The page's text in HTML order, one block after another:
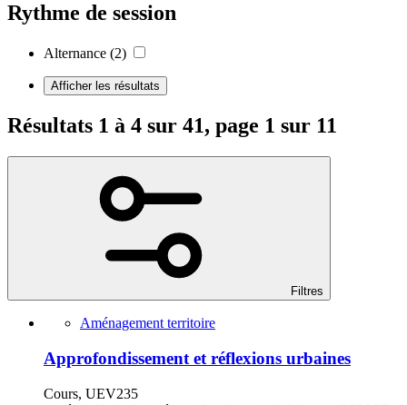
Rythme de session
Alternance (2)
Afficher les résultats
Résultats 1 à 4 sur 41, page 1 sur 11
Filtres
Aménagement territoire
Approfondissement et réflexions urbaines
Cours, UEV235